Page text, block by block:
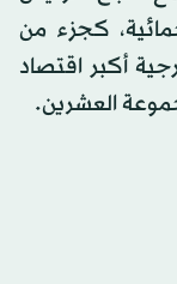
كجزء من
أكبر اقتصاد
العشرين.